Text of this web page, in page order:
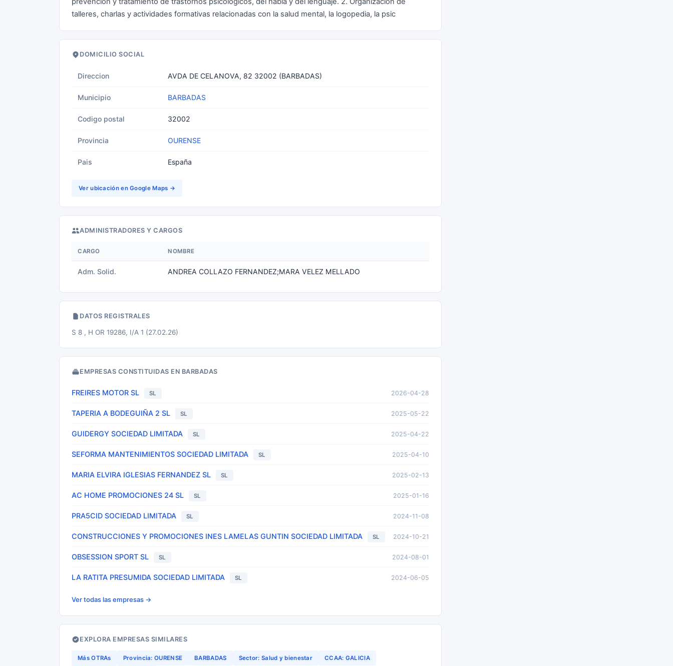
talleres, charlas y actividades formativas relacionadas con la salud mental, la logopedia, la psic
DOMICILIO SOCIAL
Direccion AVDA DE CELANOVA, 82 32002 (BARBADAS)
Municipio BARBADAS
Codigo postal 32002
Provincia OURENSE
Pais España
Ver ubicación en Google Maps →
ADMINISTRADORES Y CARGOS
CARGO NOMBRE
Adm. Solid. ANDREA COLLAZO FERNANDEZ;MARA VELEZ MELLADO
DATOS REGISTRALES
S 8 , H OR 19286, I/A 1 (27.02.26)
EMPRESAS CONSTITUIDAS EN BARBADAS
FREIRES MOTOR SL SL 2026-04-28
TAPERIA A BODEGUIÑA 2 SL SL 2025-05-22
GUIDERGY SOCIEDAD LIMITADA SL 2025-04-22
SEFORMA MANTENIMIENTOS SOCIEDAD LIMITADA SL 2025-04-10
MARIA ELVIRA IGLESIAS FERNANDEZ SL SL 2025-02-13
AC HOME PROMOCIONES 24 SL SL 2025-01-16
PRA5CID SOCIEDAD LIMITADA SL 2024-11-08
CONSTRUCCIONES Y PROMOCIONES INES LAMELAS GUNTIN SOCIEDAD LIMITADA SL 2024-10-21
OBSESSION SPORT SL SL 2024-08-01
LA RATITA PRESUMIDA SOCIEDAD LIMITADA SL 2024-06-05
Ver todas las empresas →
EXPLORA EMPRESAS SIMILARES
Más OTRAs Provincia: OURENSE BARBADAS Sector: Salud y bienestar CCAA: GALICIA